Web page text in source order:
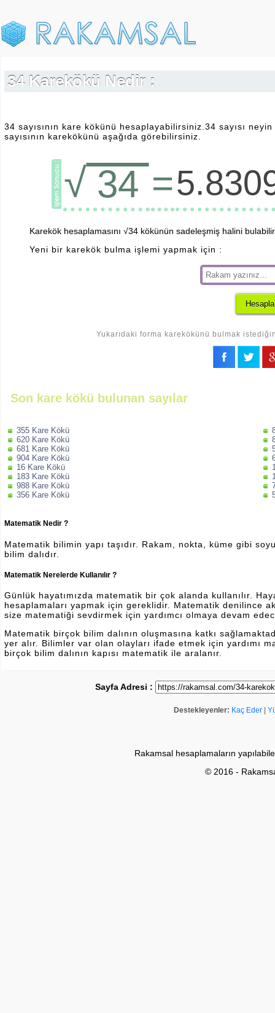
34 Karekökü Nedir :
34 sayısının kare kökünü hesaplayabilirsiniz.34 sayısı
sayısının karekökünü aşağıda görebilirsiniz.
√ 34 =
Karekök hesaplamasını √34 kökünün sadeleşmiş halini
Yeni bir karekök bulma işlemi yapmak için :
Yukarıdaki forma karekökünü bulmak
Son kare kökü bulunan sayılar
355 Kare Kökü
620 Kare Kökü
681 Kare Kökü
904 Kare Kökü
16 Kare Kökü
183 Kare Kökü
988 Kare Kökü
356 Kare Kökü
Matematik Nedir ?
Matematik bilimin yapı taşıdır. Rakam, nokta, küme gibi
bilim dalıdır.
Matematik Nerelerde Kullanılır ?
Günlük hayatımızda matematik bir çok alanda kullanılır.
hesaplamaları yapmak için gereklidir. Matematik denilince
size matematiği sevdirmek için yardımcı olmaya devam
Matematik birçok bilim dalının oluşmasına katkı
yer alır. Bilimler var olan olayları ifade etmek için yardımı
birçok bilim dalının kapısı matematik ile aralanır.
Sayfa Adresi :
Destekleyenler: Kaç Eder
Rakamsal hesaplamaların
© 2016 -